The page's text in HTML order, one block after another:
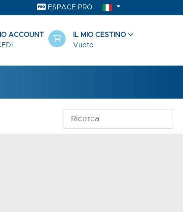
ESPACE PRO
ACCOUNT
IL MIO CESTINO
Vuoto